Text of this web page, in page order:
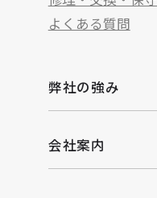
よくある質問
弊社の強み
会社案内